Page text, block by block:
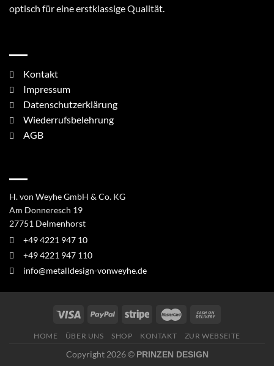
optisch für eine erstklassige Qualität.
Kontakt
Impressum
Datenschutzerklärung
Wiederrufsbelehrung
AGB
H. von Weyhe GmbH & Co. KG
Am Donneresch 19
27751 Delmenhorst
+49 4221 947 10
+49 4221 947 110
info@metalldesign-vonweyhe.de
HOME ÜBER UNS SHOP KONTAKT ZUR WEBSEITE
Copyright 2026 © PRINZEN DESIGN